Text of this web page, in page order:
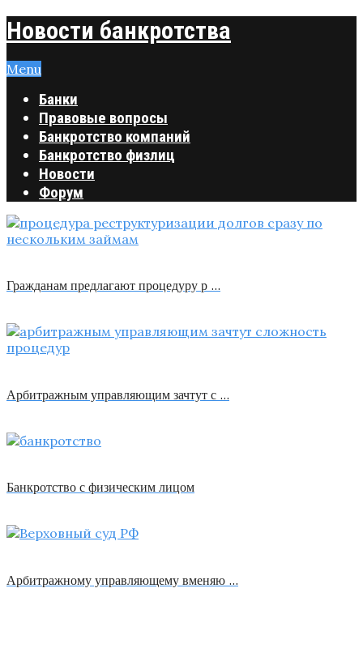
Новости банкротства
Menu
Банки
Правовые вопросы
Банкротство компаний
Банкротство физлиц
Новости
Форум
Гражданам предлагают процедуру р …
Арбитражным управляющим зачтут с …
Банкротство с физическим лицом
Арбитражному управляющему вменяю …